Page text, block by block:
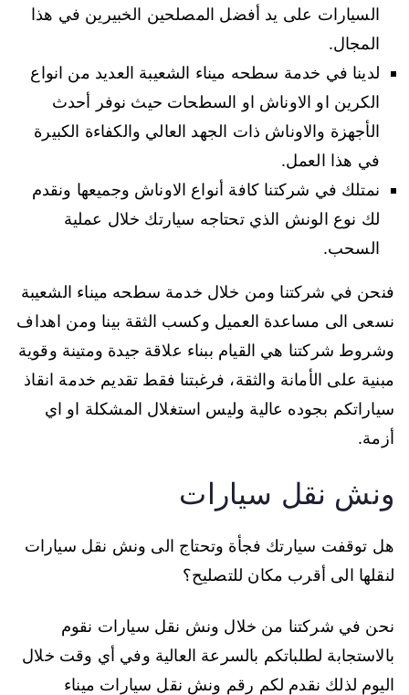
السيارات على يد أفضل المصلحين الخبيرين في هذا
المجال.
لدينا في خدمة سطحه ميناء الشعيبة العديد من انواع
الكرين او الاوناش او السطحات حيث نوفر أحدث
الأجهزة والاوناش ذات الجهد العالي والكفاءة الكبيرة
في هذا العمل.
نمتلك في شركتنا كافة أنواع الاوناش وجميعها ونقدم
لك نوع الونش الذي تحتاجه سيارتك خلال عملية
السحب.
فنحن في شركتنا ومن خلال خدمة سطحه ميناء الشعيبة
نسعى الى مساعدة العميل وكسب الثقة بينا ومن اهداف
وشروط شركتنا هي القيام ببناء علاقة جيدة ومتينة وقوية
مبنية على الأمانة والثقة، فرغبتنا فقط تقديم خدمة انقاذ
سياراتكم بجوده عالية وليس استغلال المشكلة او اي
أزمة.
ونش نقل سيارات
هل توقفت سيارتك فجأة وتحتاج الى ونش نقل سيارات
لنقلها الى أقرب مكان للتصليح؟
نحن في شركتنا من خلال ونش نقل سيارات نقوم
بالاستجابة لطلباتكم بالسرعة العالية وفي أي وقت خلال
اليوم لذلك نقدم لكم رقم ونش نقل سيارات ميناء